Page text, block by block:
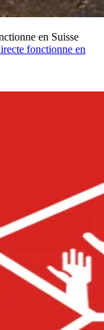
en Suisse
fonctionne en